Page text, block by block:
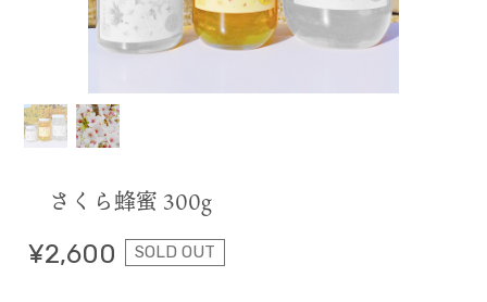
さくら蜂蜜 300g
¥2,600 SOLD OUT